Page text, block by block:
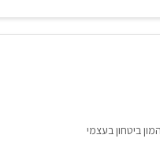
ביטחון בעצמי